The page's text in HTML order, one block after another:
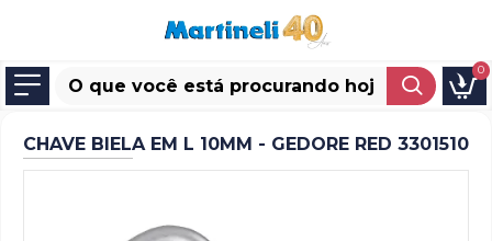
0
CHAVE BIELA EM L 10MM - GEDORE RED 3301510